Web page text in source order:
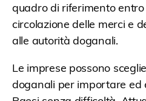
quadro di riferimento
circolazione delle merci e
alle autorità doganali.
Le imprese possono
doganali per importare ed